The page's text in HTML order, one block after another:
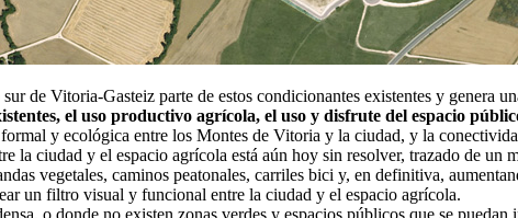
de Vitoria-Gasteiz parte de estos condicionantes existentes y genera
el uso productivo agrícola, el uso y disfrute del espacio
y ecológica entre los Montes de Vitoria y la ciudad, y la
la ciudad y el espacio agrícola está aún hoy sin resolver, trazado de
vegetales, caminos peatonales, carriles bici y, en definitiva,
un filtro visual y funcional entre la ciudad y el espacio agrícola.
o donde no existen zonas verdes y espacios públicos que se